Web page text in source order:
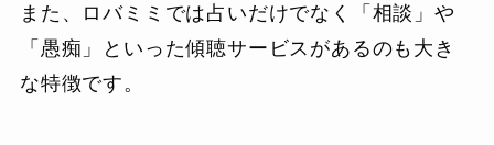
また、ロバミミでは占いだけでなく「相談」や
「愚痴」といった傾聴サービスがあるのも大き
な特徴です。